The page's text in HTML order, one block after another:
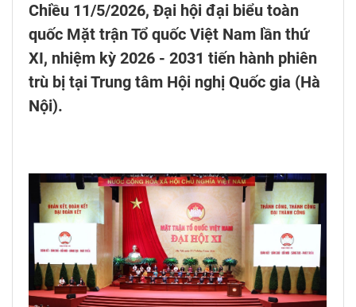
Chiều 11/5/2026, Đại hội đại biểu toàn
quốc Mặt trận Tổ quốc Việt Nam lần thứ
XI, nhiệm kỳ 2026 - 2031 tiến hành phiên
trù bị tại Trung tâm Hội nghị Quốc gia (Hà
Nội).